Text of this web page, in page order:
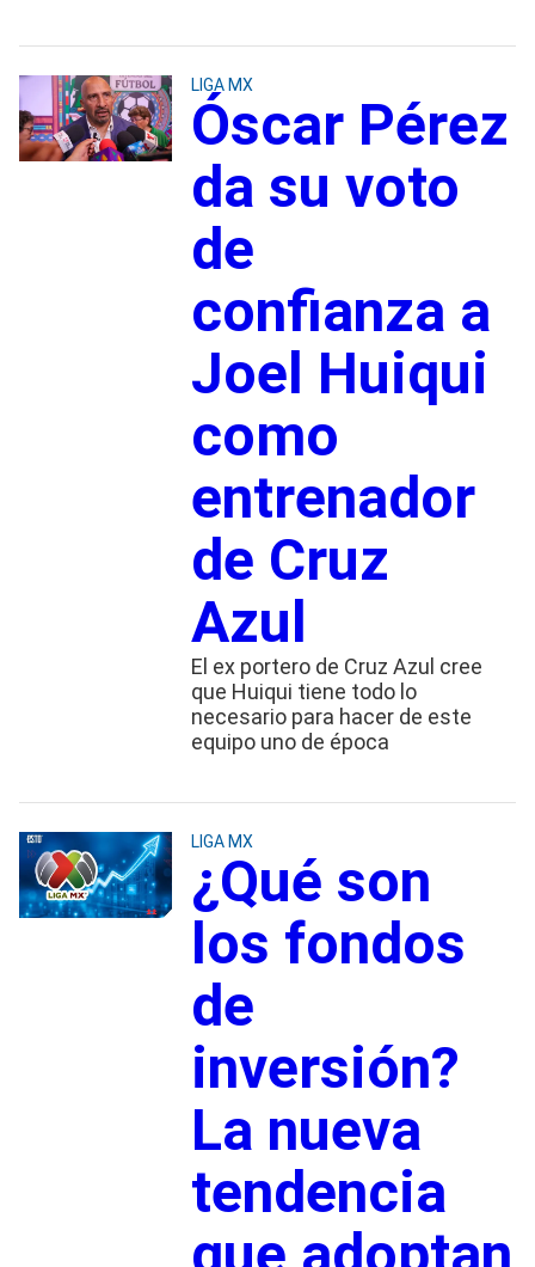
LIGA MX
Óscar Pérez
da su voto
de
confianza a
Joel Huiqui
como
entrenador
de Cruz
Azul
El ex portero de Cruz Azul cree
que Huiqui tiene todo lo
necesario para hacer de este
equipo uno de época
LIGA MX
¿Qué son
los fondos
de
inversión?
La nueva
tendencia